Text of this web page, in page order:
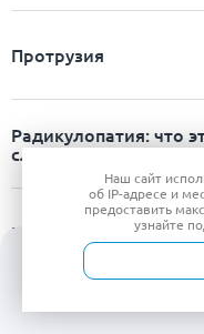
Протрузия
Радикулопатия: что
словами
Рассеянный склероз
Наш сайт
об IP-адресе и
предоставить
узнайте